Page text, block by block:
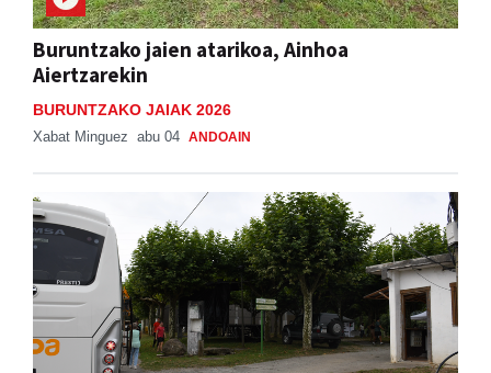
Buruntzako jaien atarikoa, Ainhoa
Aiertzarekin
BURUNTZAKO JAIAK 2026
Xabat Minguez abu 04 ANDOAIN